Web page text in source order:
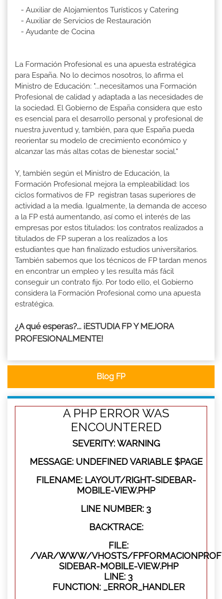
- Auxiliar de Alojamientos Turísticos y Catering
- Auxiliar de Servicios de Restauración
- Ayudante de Cocina
La Formación Profesional es una apuesta estratégica
para España. No lo decimos nosotros, lo afirma el
Ministro de Educación: "...necesitamos una Formación
Profesional de calidad y adaptada a las necesidades de
la sociedad. El Gobierno de España considera que esto
es esencial para el desarrollo personal y profesional de
nuestra juventud y, también, para que España pueda
reorientar su modelo de crecimiento económico y
alcanzar las más altas cotas de bienestar social."
Y, también según el Ministro de Educación, la
Formación Profesional mejora la empleabilidad: los
ciclos formativos de FP registran tasas superiores de
actividad a la media. Igualmente, la demanda de acceso
a la FP está aumentando, así como el interés de las
empresas por estos titulados: los contratos realizados a
titulados de FP superan a los realizados a los
estudiantes que han finalizado estudios universitarios.
También sabemos que los técnicos de FP tardan menos
en encontrar un empleo y les resulta más fácil
conseguir un contrato fijo. Por todo ello, el Gobierno
considera la Formación Profesional como una apuesta
estratégica.
¿A qué esperas?... ¡ESTUDIA FP Y MEJORA
PROFESIONALMENTE!
Blog FP
A PHP ERROR WAS
ENCOUNTERED
SEVERITY: WARNING
MESSAGE: UNDEFINED VARIABLE $PAGE
FILENAME: LAYOUT/RIGHT-SIDEBAR-
MOBILE-VIEW.PHP
LINE NUMBER: 3
BACKTRACE:
FILE:
/VAR/WWW/VHOSTS/
SIDEBAR-MOBILE-VIEW.PHP
LINE: 3
FUNCTION: _ERROR_HANDLER